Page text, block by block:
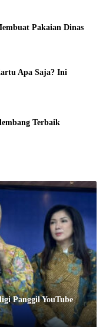
Pakaian Dinas
Apa Saja? Ini
Terbaik
Panggil YouTube